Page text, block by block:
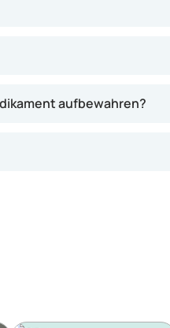
aufbewahren?